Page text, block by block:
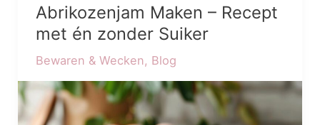
Abrikozenjam Maken – Recept
met én zonder Suiker
Bewaren & Wecken, Blog
Abrikozenjam
Maken
Recept
met
én